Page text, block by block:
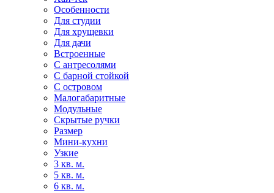
Особенности
Для студии
Для хрущевки
Для дачи
Встроенные
С антресолями
С барной стойкой
С островом
Малогабаритные
Модульные
Скрытые ручки
Размер
Мини-кухни
Узкие
3 кв. м.
5 кв. м.
6 кв. м.